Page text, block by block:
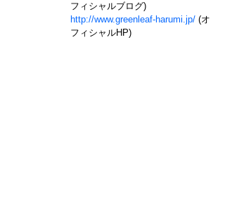
フィシャルブログ)
http://www.greenleaf-harumi.jp/ (オ
フィシャルHP)